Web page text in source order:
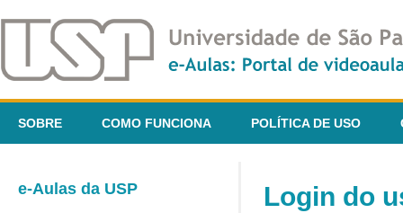
SOBRE COMO FUNCIONA POLÍTICA DE USO
e-Aulas da USP Login do